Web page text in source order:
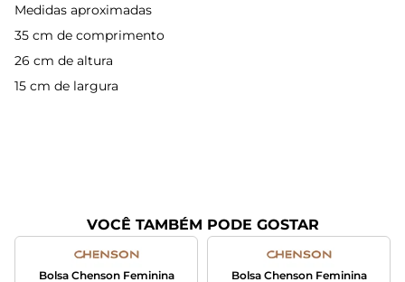
Medidas aproximadas
35 cm de comprimento
26 cm de altura
15 cm de largura
VOCÊ TAMBÉM PODE GOSTAR
Bolsa Chenson Feminina
Bolsa Chenson Feminina